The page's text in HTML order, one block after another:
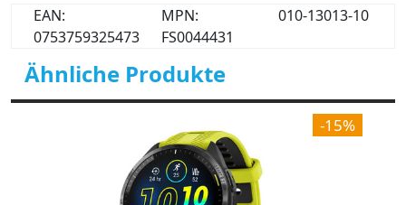
EAN:
0753759325473
MPN:
FS0044431
010-13013-10
Ähnliche Produkte
-15%